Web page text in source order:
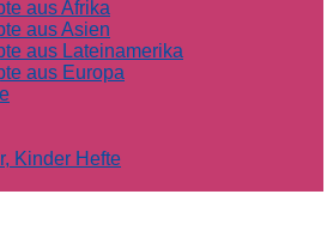
aus Afrika
aus Asien
aus Lateinamerika
aus Europa
Kinder Hefte